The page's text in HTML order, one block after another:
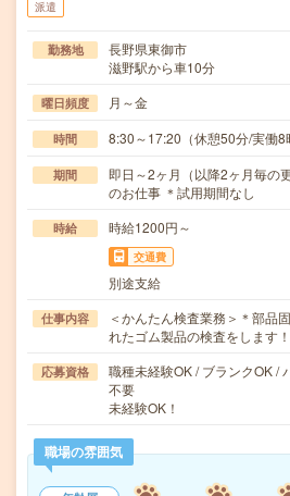
派遣
勤務地
長野県東御市
滋野駅から車10分
曜日頻度 月～金
時間 8:30～17:20（休憩50分/実働8
期間
即日～2ヶ月（以降2ヶ月毎の
のお仕事 ＊試用期間なし
時給 時給1200円～
交通費
別途支給
仕事内容
＜かんたん検査業務＞＊部品
れたゴム製品の検査をします
応募資格
職種未経験OK / ブランクOK /
不要
未経験OK！
職場の雰囲気